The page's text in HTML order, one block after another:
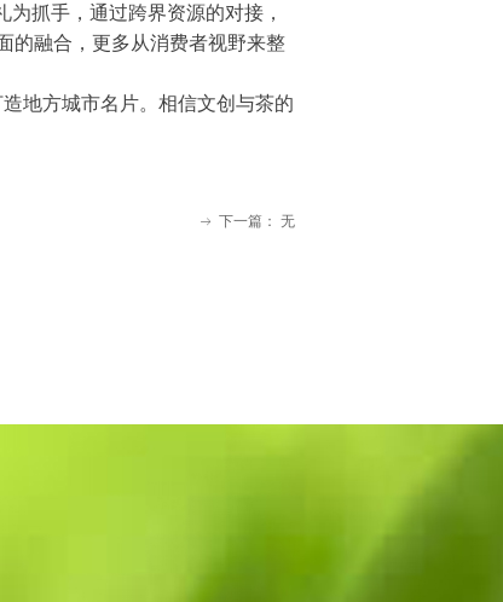
抓手，通过跨界资源的对接，
的融合，更多从消费者视野来整
地方城市名片。相信文创与茶的
ꁹ 下一篇： 无